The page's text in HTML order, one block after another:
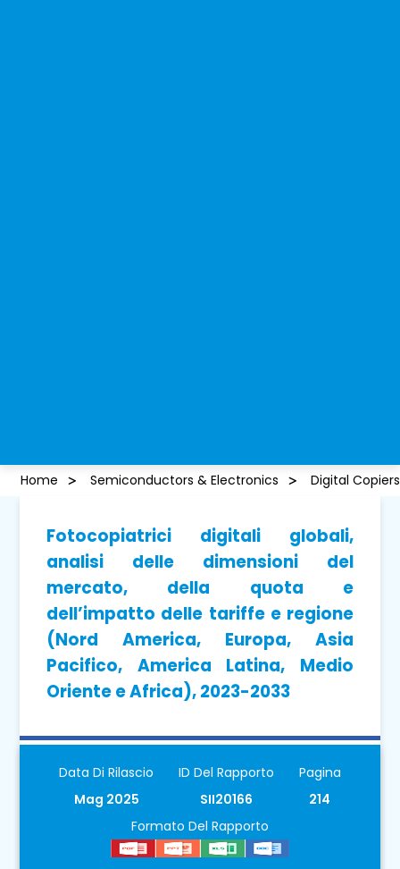
Home Semiconductors & Electronics Digital
Fotocopiatrici digitali globali,
analisi delle dimensioni del
mercato, della quota e
dell’impatto delle tariffe e regione
(Nord America, Europa, Asia
Pacifico, America Latina, Medio
Oriente e Africa), 2023-2033
Data Di Rilascio
Mag 2025
ID Del Rapporto
SII20166
Pagina
214
Formato Del Rapporto